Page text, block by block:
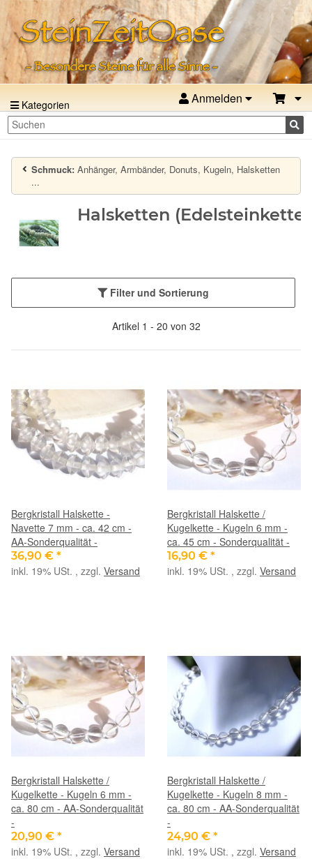
Kategorien Anmelden
Schmuck: Anhänger, Armbänder, Donuts, Kugeln, Halsketten
...
Halsketten
Filter und Sortierung
Artikel 1 - 20 von 32
Bergkristall Halskette -
Navette 7 mm - ca. 42 cm -
AA-Sonderqualität -
36,90 € *
inkl. 19% USt. , zzgl. Versand
Bergkristall Halskette /
Kugelkette - Kugeln 6 mm -
ca. 45 cm - Sonderqualität -
16,90 € *
inkl. 19% USt. , zzgl. Versand
Bergkristall Halskette /
Kugelkette - Kugeln 6 mm -
ca. 80 cm - AA-Sonderqualität
-
20,90 € *
inkl. 19% USt. , zzgl. Versand
Bergkristall Halskette /
Kugelkette - Kugeln 8 mm -
ca. 80 cm - AA-Sonderqualität
-
24,90 € *
inkl. 19% USt. , zzgl. Versand